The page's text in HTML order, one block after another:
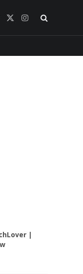
X
Instagram
|